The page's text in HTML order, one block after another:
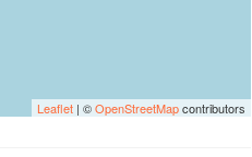
Leaflet | ©OpenStreetMapcontributors